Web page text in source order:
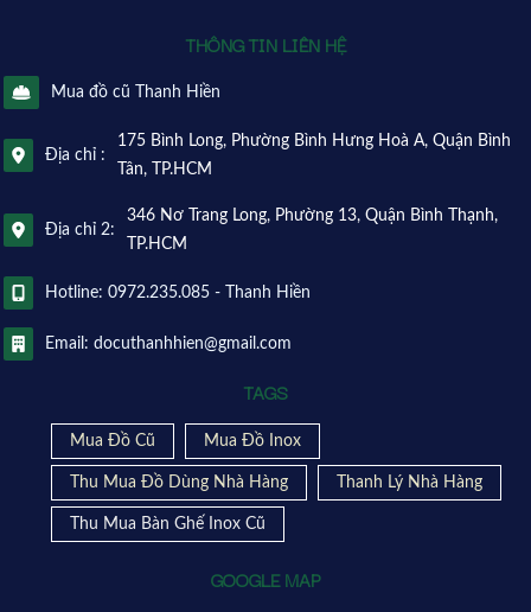
THÔNG TIN LIÊN HỆ
Mua đồ cũ Thanh Hiền
Địa chỉ :
175 Bình Long, Phường Bình Hưng Hoà A, Quận Bình
Tân, TP.HCM
Địa chỉ 2:
346 Nơ Trang Long, Phường 13, Quận Bình Thạnh,
TP.HCM
Hotline: 0972.235.085 - Thanh Hiền
Email: docuthanhhien@gmail.com
TAGS
Mua Đồ Cũ Mua Đồ Inox
Thu Mua Đồ Dùng Nhà Hàng Thanh Lý Nhà Hàng
Thu Mua Bàn Ghế Inox Cũ
GOOGLE MAP